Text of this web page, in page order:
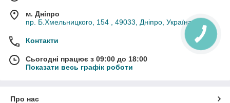
м. Дніпро
пр. Б.Хмельницкого, 154 , 49033, Дніпро, Україна
Контакти
Сьогодні працює з 09:00 до 18:00
Показати весь графік роботи
Про нас